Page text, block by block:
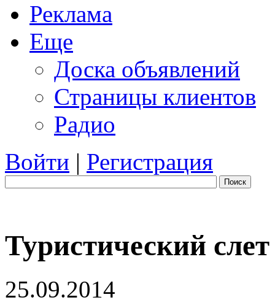
Реклама
Еще
Доска объявлений
Страницы клиентов
Радио
Войти | Регистрация
Поиск
Туристический слет
25.09.2014